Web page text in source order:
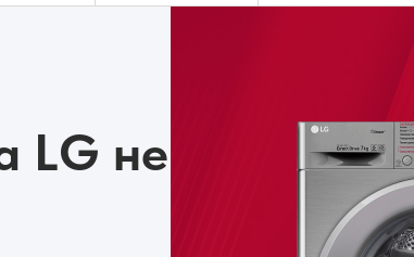
LG не